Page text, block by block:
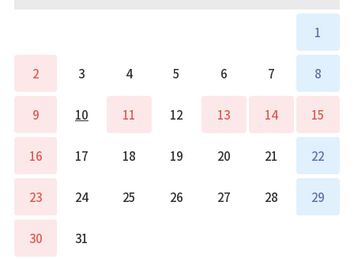
1
2 3 4 5 6 7 8
9 10 11 12 13 14 15
16 17 18 19 20 21 22
23 24 25 26 27 28 29
30 31